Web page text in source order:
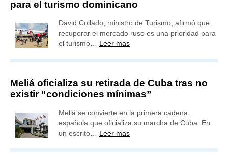
para el turismo dominicano
David Collado, ministro de Turismo, afirmó que
recuperar el mercado ruso es una prioridad para
el turismo… Leer más
Meliá oficializa su retirada de Cuba tras no
existir “condiciones mínimas”
Meliá se convierte en la primera cadena
española que oficializa su marcha de Cuba. En
un escrito… Leer más